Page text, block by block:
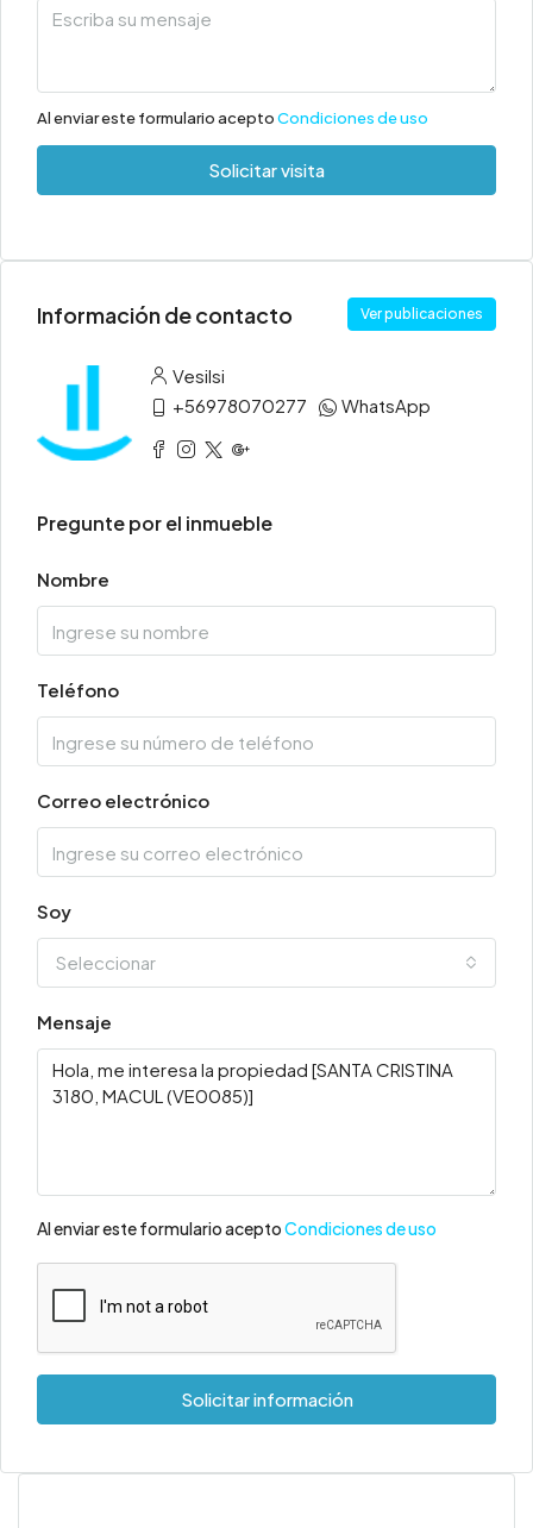
Al enviar este formulario aceptoCondiciones de uso
Solicitar visita
Información de contacto Ver publicaciones
Vesilsi
+56978070277
WhatsApp
Pregunte por el inmueble
Nombre
Teléfono
Correo electrónico
Soy
Seleccionar
Mensaje
Al enviar este formulario aceptoCondiciones de uso
Solicitar información